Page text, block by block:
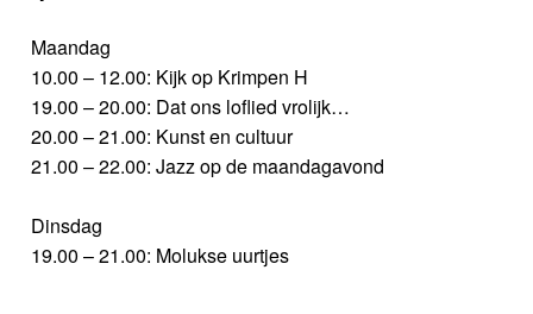
Maandag
10.00 – 12.00: Kijk op Krimpen H
19.00 – 20.00: Dat ons loflied vrolijk…
20.00 – 21.00: Kunst en cultuur
21.00 – 22.00: Jazz op de maandagavond
Dinsdag
19.00 – 21.00: Molukse uurtjes